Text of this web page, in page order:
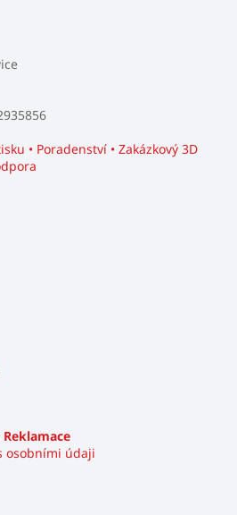
• Poradenství • Zakázkový 3D
Reklamace
osobními údaji